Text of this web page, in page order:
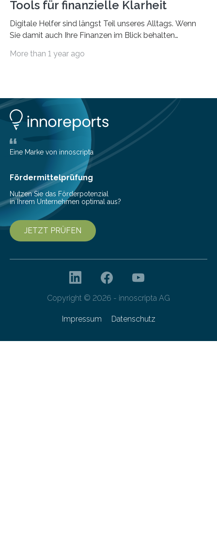
Tools für finanzielle Klarheit
Digitale Helfer sind längst Teil unseres Alltags. Wenn
Sie damit auch Ihre Finanzen im Blick behalten
die genau das ermöglichen: Sie helfen Ihnen, Ausgaben
Lösungen interessieren. 1. Multibanking-Tools: Alle
Konten auf einen Blick Viele Banken bieten bereits in
ihrem Online-Banking eine Multibanking-Funktion an,
mit der sich Konten bei anderen Banken…
More than 1 year ago
Eine Marke von innoscripta
Fördermittelprüfung
Nutzen Sie das Förderpotenzial
in Ihrem Unternehmen optimal aus?
JETZT PRÜFEN
Copyright © 2026 - innoscripta AG
Impressum Datenschutz